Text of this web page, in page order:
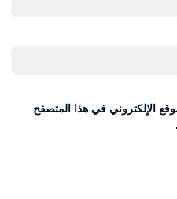
الإلكتروني في هذا المتصفح